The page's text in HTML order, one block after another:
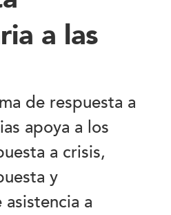
a las
de respuesta a
apoya a los
a crisis,
y
a